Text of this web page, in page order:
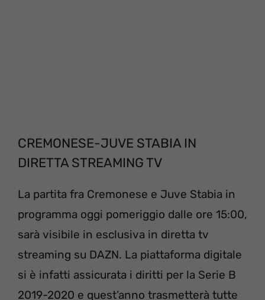
CREMONESE-JUVE STABIA IN
DIRETTA STREAMING TV
La partita fra Cremonese e Juve Stabia in
programma oggi pomeriggio dalle ore 15:00,
sarà visibile in esclusiva in diretta tv
streaming su DAZN. La piattaforma digitale
si è infatti assicurata i diritti per la Serie B
2019-2020 e quest’anno trasmetterà tutte